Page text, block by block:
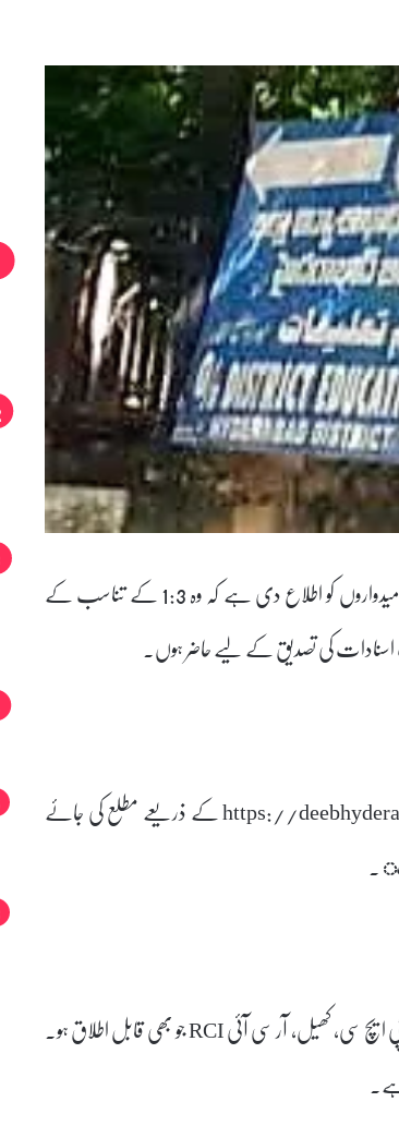
حیدرآباد ڈسٹرکٹ ایجوکیشن آفیسر نے ضلع سے ڈی ایس سی کے لئے منتخبہ امیدواروں کو اطلاع دی ہے کہ وہ 1:3 کے تناسب کے
1:3 تناسب کے مطابق منتخب امیدواروں کی فہرست https://deebhyderabad.webnode.in کے ذریعے مطلع کی جائے
۔
اسنادات میں تعلیمی اسنادات، پیشہ ورانہ اسنادات، بونافائیڈ سرٹیفکیٹ، ذات، پی ایچ سی، کھیل، آر سی آئی RCI جو بھی قابل اطلاق ہو۔